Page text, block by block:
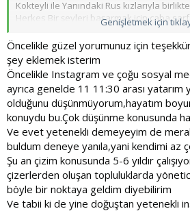
Kokteyli ile Yanındaki Rus kızlarıyla
Herkes Bir şeyleri başarmak için çaba
Senin yaşadığın durumları bende
Bir şeyleri suçlamak yerine bir şeyler
daha yardımcı oluyor.
Ey Can Dertliyim diye gezme senin
Fazla Düşünme Niye bu hayatı böyle
Ben kendime çok sorardım
Bizim Ailede niye hep kavga var ?
Niye Gelenekçi bir şehirde doğdum ?
Niye Maddi sıkıntılar Çekiyoruz ?
Niye- ler Burdan türer gider
Dertliyim diyip dururdum taki yukarda
Bir Dostum bana söyleyene kadar ondan
ve Zaman geçdikce ne kadar boş oldugunu
Elon Musk demişsin 159 IQ demişsin ?
Bak Hiç kimse Mükemmel değildir ve
Genişletmek için
Öncelikle güzel yorumunuz için
şey eklemek isterim
Öncelikle Instagram ve çoğu sosyal
ayrıca genelde 11 11:30 arası yatarım
olduğunu düşünmüyorum,hayatım
konuydu bu.Çok düşünme konusunda
Ve evet yetenekli demeyeyim de
buldum deneye yanıla,yani kendimi az
Şu an çizim konusunda 5-6 yıldır
çizerlerden oluşan topluluklarda
böyle bir noktaya geldim diyebilirim
Ve tabii ki de yine doğuştan yetenekli